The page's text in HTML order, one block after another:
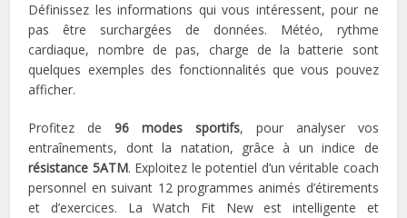
Définissez les informations qui vous intéressent, pour ne
pas être surchargées de données. Météo, rythme
cardiaque, nombre de pas, charge de la batterie sont
quelques exemples des fonctionnalités que vous pouvez
afficher.
Profitez de96 modes sportifs, pour analyser vos
entraînements, dont la natation, grâce à un indice de
résistance 5ATM. Exploitez le potentiel d’un véritable coach
personnel en suivant 12 programmes animés d’étirements
et d’exercices. La Watch Fit New est intelligente et